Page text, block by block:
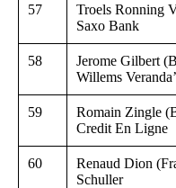
57
Troels Ronning
Saxo Bank
58
Jerome Gilbert
Willems
59
Romain Zingle
Credit En Ligne
60
Renaud Dion
Schuller